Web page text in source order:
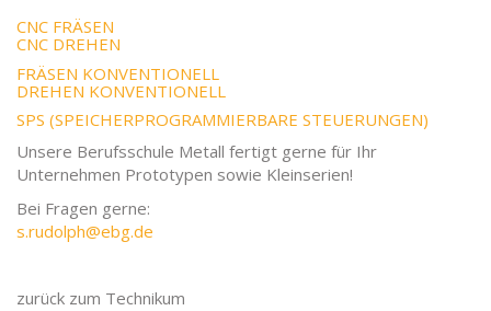
CNC FRÄSEN
CNC DREHEN
FRÄSEN KONVENTIONELL
DREHEN KONVENTIONELL
SPS (SPEICHERPROGRAMMIERBARE STEUERUNGEN)
Unsere Berufsschule Metall fertigt gerne für Ihr
Unternehmen Prototypen sowie Kleinserien!
Bei Fragen gerne:
s.rudolph@ebg.de
zurück zum Technikum